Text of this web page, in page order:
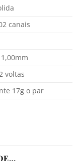
canais
voltas
17g o par